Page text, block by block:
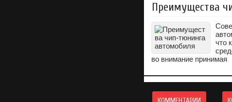
Преимущества
что
во внимание принимая